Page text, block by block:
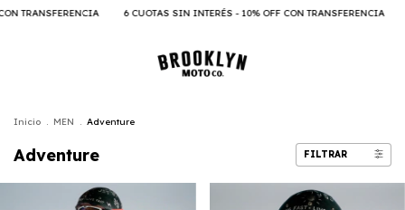
6 CUOTAS SIN INTERÉS - 10% OFF CON TRANSFERENCIA
Inicio . MEN . Adventure
Adventure FILTRAR